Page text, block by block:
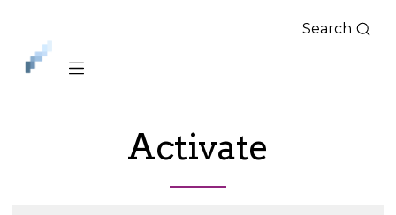
iLag
Nord
Norge
Search
Activate